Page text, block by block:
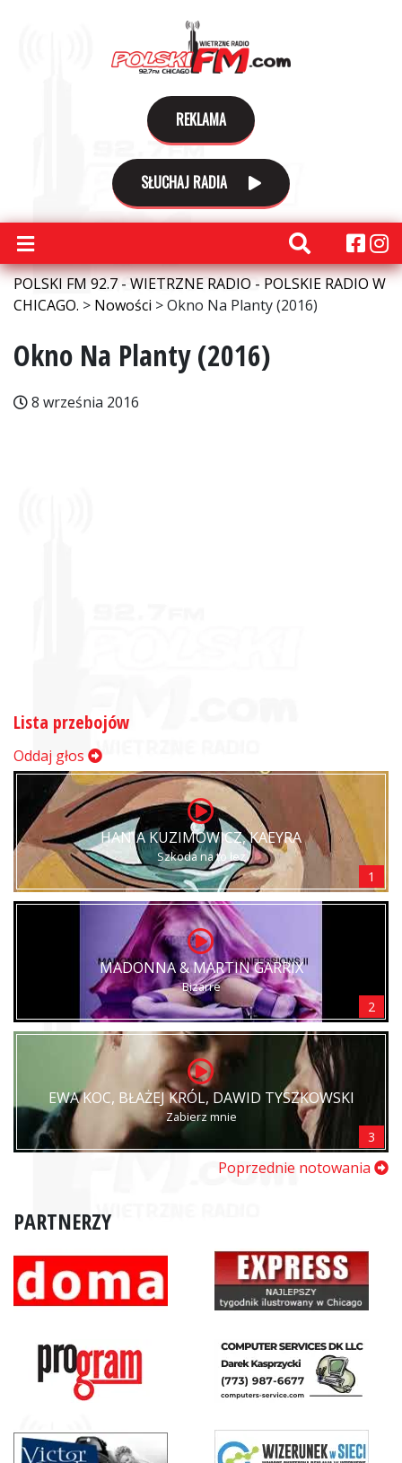
REKLAMA
SŁUCHAJ RADIA
POLSKI FM 92.7 - WIETRZNE RADIO - POLSKIE RADIO W
CHICAGO. > Nowości >Okno Na Planty (2016)
Okno Na Planty (2016)
8 września 2016
Lista przebojów
Oddaj głos
HANIA KUZIMOWICZ, KAEYRA
Szkoda na to łez
1
MADONNA & MARTIN GARRIX
Bizarre
2
EWA KOC, BŁAŻEJ KRÓL, DAWID TYSZKOWSKI
Zabierz mnie
3
Poprzednie notowania
PARTNERZY